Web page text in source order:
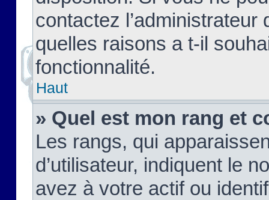
contactez
quelles raisons a t-il
fonctionnalité.
Haut
» Quel est mon rang et
Les rangs, qui
d’utilisateur, indiquent le
avez à votre actif ou